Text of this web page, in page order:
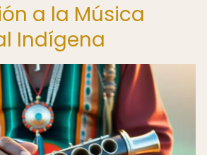
a la Música
Indígena